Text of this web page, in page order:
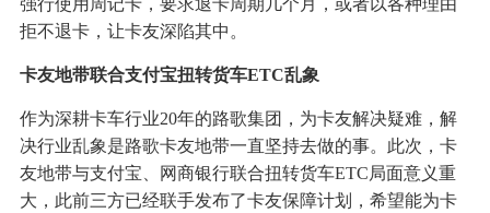
强行使用周记卡，要求退卡周期几个月，或者以各种理由
拒不退卡，让卡友深陷其中。
卡友地带联合支付宝扭转货车ETC乱象
作为深耕卡车行业20年的路歌集团，为卡友解决疑难，解
决行业乱象是路歌卡友地带一直坚持去做的事。此次，卡
友地带与支付宝、网商银行联合扭转货车ETC局面意义重
大，此前三方已经联手发布了卡友保障计划，希望能为卡